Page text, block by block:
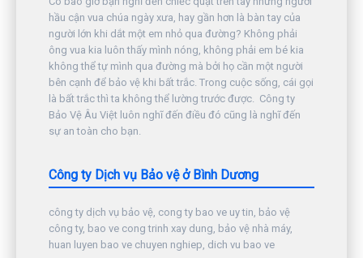
hầu cận vua chúa ngày xưa, hay gần hơn là bàn tay của
người lớn khi dắt một em nhỏ qua đường? Không phải
ông vua kia luôn thấy mình nóng, không phải em bé kia
không thể tự mình qua đường mà bởi họ cần một người
bên cạnh để bảo vệ khi bất trắc. Trong cuộc sống, cái gọi
là bất trắc thì ta không thể lường trước được. Công ty
Bảo Vệ Âu Việt luôn nghĩ đến điều đó cũng là nghĩ đến
sự an toàn cho bạn.
Công ty Dịch vụ Bảo vệ ở Bình Dương
công ty dịch vụ bảo vệ, cong ty bao ve uy tin, bảo vệ
công ty, bao ve cong trinh xay dung, bảo vệ nhà máy,
huan luyen bao ve chuyen nghiep, dich vu bao ve